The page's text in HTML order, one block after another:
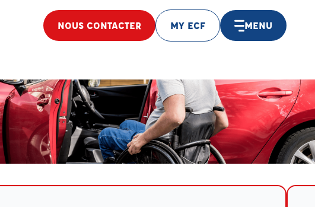
NOUS CONTACTER MY ECF MENU